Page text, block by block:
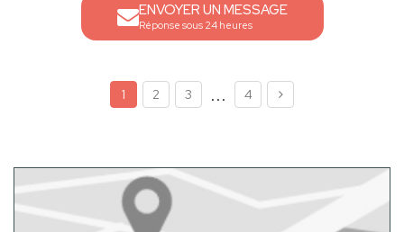
ENVOYER UN MESSAGE
Réponse sous 24 heures
1 2 3 ... 4